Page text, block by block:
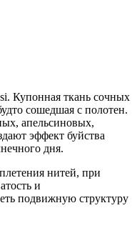
Купонная ткань сочных
сошедшая c полотен.
апельсиновых,
эффект буйства
дня.
нитей, при
и
подвижную структуру